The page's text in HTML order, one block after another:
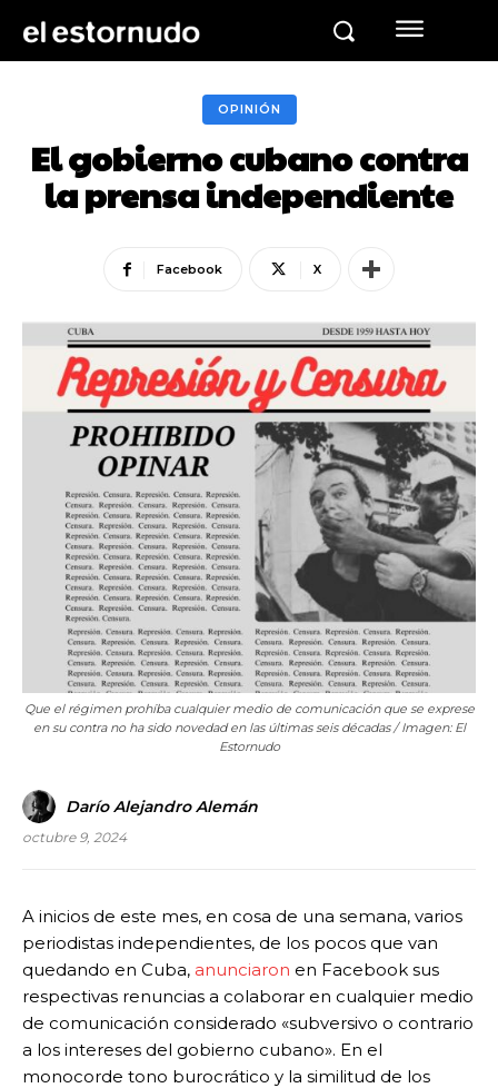
OPINIÓN
El gobierno cubano contra
la prensa independiente
Facebook X
Que el régimen prohíba cualquier medio de comunicación que se exprese
en su contra no ha sido novedad en las últimas seis décadas / Imagen: El
Estornudo
Darío Alejandro Alemán
octubre 9, 2024
A inicios de este mes, en cosa de una semana, varios
periodistas independientes, de los pocos que van
quedando en Cuba, anunciaron en Facebook sus
respectivas renuncias a colaborar en cualquier medio
de comunicación considerado «subversivo o contrario
a los intereses del gobierno cubano». En el
monocorde tono burocrático y la similitud de los